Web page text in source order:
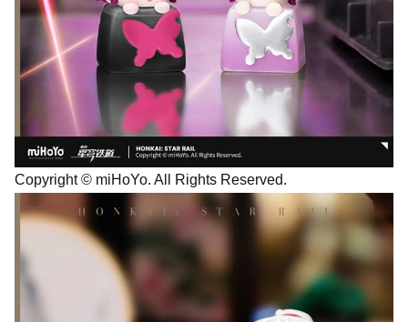
Copyright © miHoYo. All Rights Reserved.